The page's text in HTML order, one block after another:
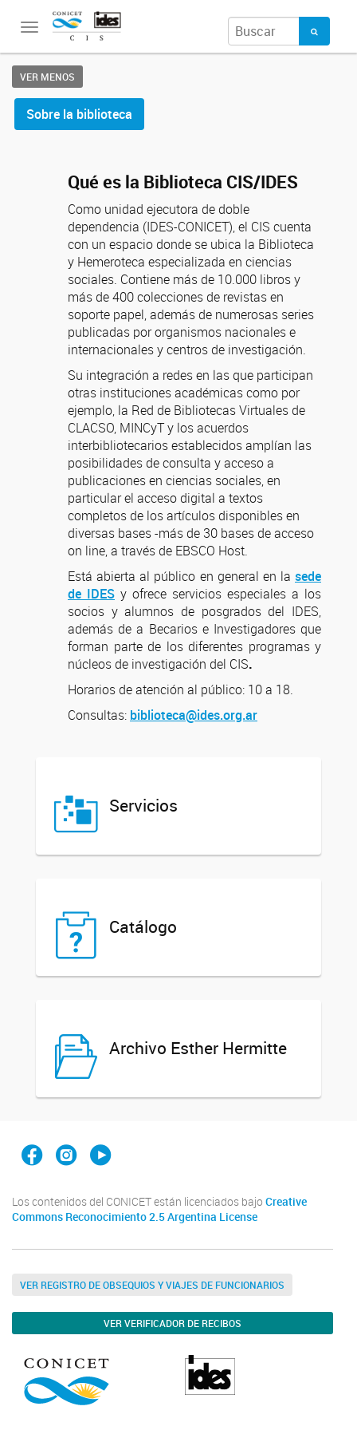
Toggle
VER MENOS
Sobre la biblioteca
Qué es la Biblioteca CIS/IDES
Como unidad ejecutora de doble
dependencia (IDES-CONICET), el CIS cuenta
con un espacio donde se ubica la Biblioteca
y Hemeroteca especializada en ciencias
sociales. Contiene más de 10.000 libros y
más de 400 colecciones de revistas en
soporte papel, además de numerosas series
publicadas por organismos nacionales e
internacionales y centros de investigación.
Su integración a redes en las que participan
otras instituciones académicas como por
ejemplo, la Red de Bibliotecas Virtuales de
CLACSO, MINCyT y los acuerdos
interbibliotecarios establecidos amplían las
posibilidades de consulta y acceso a
publicaciones en ciencias sociales, en
particular el acceso digital a textos
completos de los artículos disponibles en
diversas bases -más de 30 bases de acceso
on line, a través de EBSCO Host.
Está abierta al público en general en la sede
de IDES y ofrece servicios especiales a los
socios y alumnos de posgrados del IDES,
además de a Becarios e Investigadores que
forman parte de los diferentes programas y
núcleos de investigación del CIS.
Horarios de atención al público: 10 a 18.
Consultas: biblioteca@ides.org.ar
Servicios
Catálogo
Archivo Esther Hermitte
Facebook
Instagram
YouTube
Los contenidos del CONICET están licenciados bajo Creative
Commons Reconocimiento 2.5 Argentina License
VER REGISTRO DE OBSEQUIOS Y VIAJES DE FUNCIONARIOS
VER VERIFICADOR DE RECIBOS